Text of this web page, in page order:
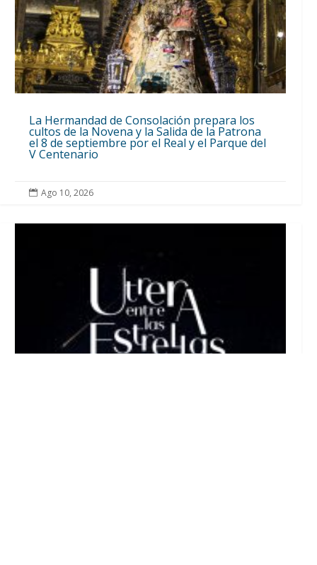
La Hermandad de Consolación prepara los
cultos de la Novena y la Salida de la Patrona
el 8 de septiembre por el Real y el Parque del
V Centenario
 Ago 10, 2026